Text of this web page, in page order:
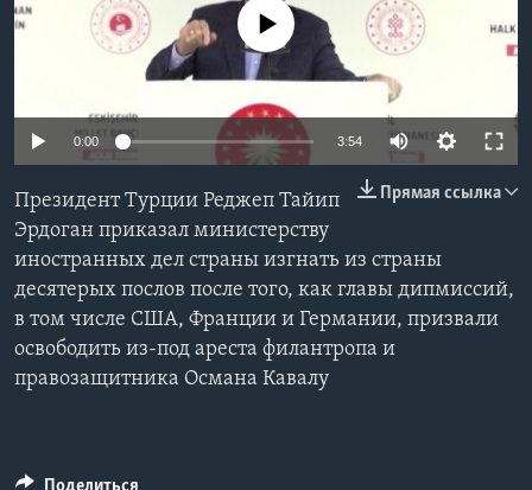
Learning English
Языки
No media source currently available
0:00 3:54
Прямая ссылка
Президент Турции Реджеп Тайип
Эрдоган приказал министерству
иностранных дел страны изгнать из страны
десятерых послов после того, как главы дипмиссий,
в том числе США, Франции и Германии, призвали
освободить из-под ареста филантропа и
правозащитника Османа Кавалу